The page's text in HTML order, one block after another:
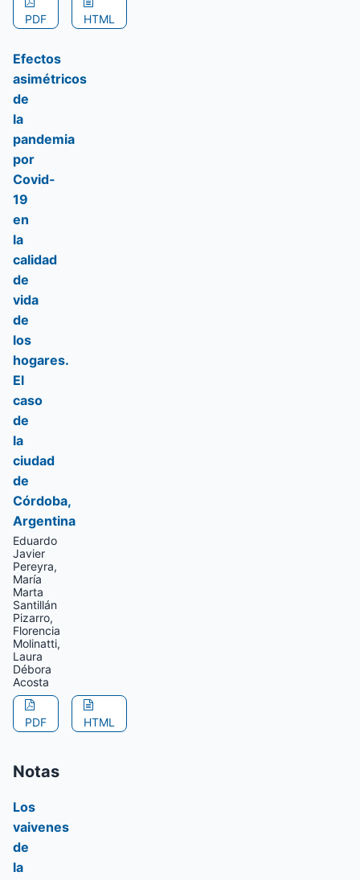
PDF HTML
Efectos
asimétricos
de
la
pandemia
por
Covid-
19
en
la
calidad
de
vida
de
los
hogares.
El
caso
de
la
ciudad
de
Córdoba,
Argentina
Eduardo
Javier
Pereyra,
María
Marta
Santillán
Pizarro,
Florencia
Molinatti,
Laura
Débora
Acosta
PDF HTML
Notas
Los
vaivenes
de
la